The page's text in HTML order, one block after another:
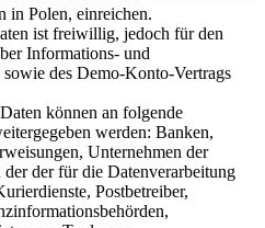
in Polen, einreichen.
ist freiwillig, jedoch für den
Informations- und
des Demo-Konto-Vertrags
können an folgende
werden: Banken,
Unternehmen der
der für die Datenverarbeitung
Postbetreiber,